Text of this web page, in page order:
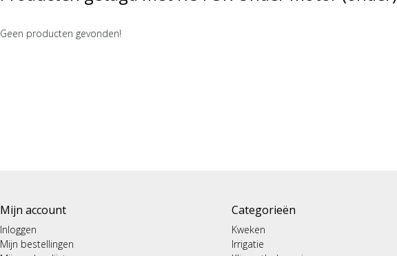
Geen producten gevonden!
Mijn account
Inloggen
Mijn bestellingen
Categorieën
Kweken
Irrigatie